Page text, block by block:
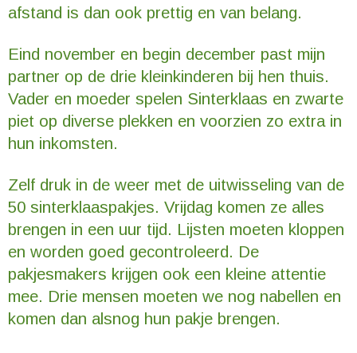
afstand is dan ook prettig en van belang.
Eind november en begin december past mijn
partner op de drie kleinkinderen bij hen thuis.
Vader en moeder spelen Sinterklaas en zwarte
piet op diverse plekken en voorzien zo extra in
hun inkomsten.
Zelf druk in de weer met de uitwisseling van de
50 sinterklaaspakjes. Vrijdag komen ze alles
brengen in een uur tijd. Lijsten moeten kloppen
en worden goed gecontroleerd. De
pakjesmakers krijgen ook een kleine attentie
mee. Drie mensen moeten we nog nabellen en
komen dan alsnog hun pakje brengen.